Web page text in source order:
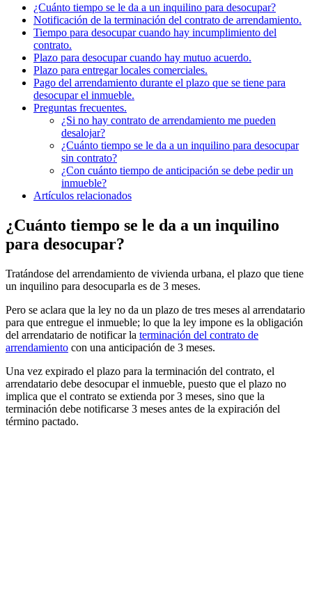
¿Cuánto tiempo se le da a un inquilino para desocupar?
Notificación de la terminación del contrato de arrendamiento.
Tiempo para desocupar cuando hay incumplimiento del
contrato.
Plazo para desocupar cuando hay mutuo acuerdo.
Plazo para entregar locales comerciales.
Pago del arrendamiento durante el plazo que se tiene para
desocupar el inmueble.
Preguntas frecuentes.
¿Si no hay contrato de arrendamiento me pueden
desalojar?
¿Cuánto tiempo se le da a un inquilino para desocupar
sin contrato?
¿Con cuánto tiempo de anticipación se debe pedir un
inmueble?
Artículos relacionados
¿Cuánto tiempo se le da a un inquilino
para desocupar?
Tratándose del arrendamiento de vivienda urbana, el plazo que tiene
un inquilino para desocuparla es de 3 meses.
Pero se aclara que la ley no da un plazo de tres meses al arrendatario
para que entregue el inmueble; lo que la ley impone es la obligación
del arrendatario de notificar la terminación del contrato de
arrendamiento con una anticipación de 3 meses.
Una vez expirado el plazo para la terminación del contrato, el
arrendatario debe desocupar el inmueble, puesto que el plazo no
implica que el contrato se extienda por 3 meses, sino que la
terminación debe notificarse 3 meses antes de la expiración del
término pactado.